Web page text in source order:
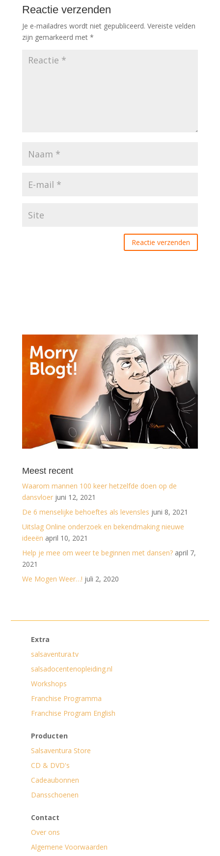
Reactie verzenden
Je e-mailadres wordt niet gepubliceerd. Vereiste velden
zijn gemarkeerd met *
Meest recent
Waarom mannen 100 keer hetzelfde doen op de
dansvloer juni 12, 2021
De 6 menselijke behoeftes als levensles juni 8, 2021
Uitslag Online onderzoek en bekendmaking nieuwe
ideeën april 10, 2021
Help je mee om weer te beginnen met dansen? april 7,
2021
We Mogen Weer…! juli 2, 2020
Extra
salsaventura.tv
salsadocentenopleiding.nl
Workshops
Franchise Programma
Franchise Program English
Producten
Salsaventura Store
CD & DVD's
Cadeaubonnen
Dansschoenen
Contact
Over ons
Algemene Voorwaarden